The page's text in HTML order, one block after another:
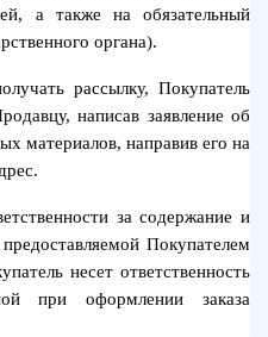
а также на обязательный
органа).
рассылку, Покупатель
написав заявление об
материалов, направив его на
за содержание и
Покупателем
несет ответственность
при оформлении заказа